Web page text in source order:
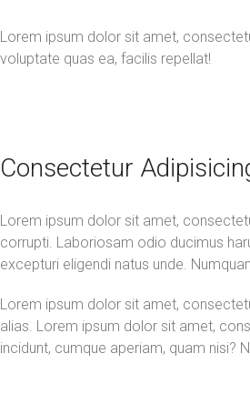
Lorem ipsum dolor sit amet,
voluptate quas ea, facilis repellat!
Consectetur
Lorem ipsum dolor sit amet,
corrupti. Laboriosam odio ducimus
excepturi eligendi natus unde.
Lorem ipsum dolor sit amet,
alias. Lorem ipsum dolor sit amet,
incidunt, cumque aperiam, quam nisi?